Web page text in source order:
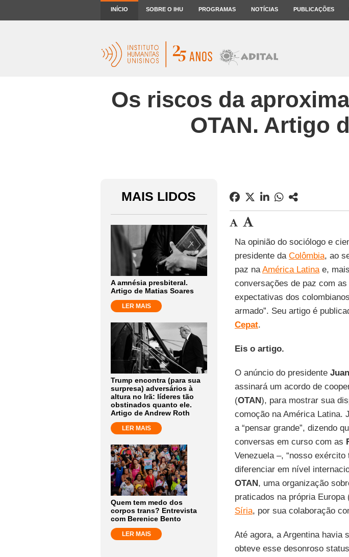
INÍCIO SOBRE O IHU PROGRAMAS NOTÍCIAS PUBLICAÇÕES
Os riscos da
OTAN. Artigo
MAIS LIDOS
A amnésia presbiteral.
Artigo de Matias Soares
LER MAIS
Trump encontra (para sua
surpresa) adversários à
altura no Irã: líderes tão
obstinados quanto ele.
Artigo de Andrew Roth
LER MAIS
Quem tem medo dos
corpos trans? Entrevista
com Berenice Bento
LER MAIS
Na opinião do sociólogo e
presidente da Colômbia, ao
paz naAmérica Latinae,
conversações de paz com as
expectativas dos
armado”. Seu artigo é
Cepat.
Eis o artigo.
O anúncio do presidente
assinará um acordo de
(OTAN), para mostrar sua
comoção na América Latina.
a “pensar grande”, dizendo
conversas em curso com as
Venezuela –, “nosso
diferenciar em nível
OTAN, uma organização
praticados na própria
Síria, por sua colaboração
Até agora, a Argentina havia
obteve esse desonroso